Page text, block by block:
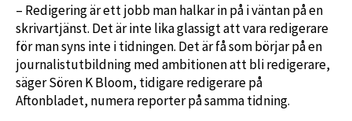
– Redigering är ett jobb man halkar in på i väntan på en
skrivartjänst. Det är inte lika glassigt att vara redigerare
för man syns inte i tidningen. Det är få som börjar på en
journalistutbildning med ambitionen att bli redigerare,
säger Sören K Bloom, tidigare redigerare på
Aftonbladet, numera reporter på samma tidning.